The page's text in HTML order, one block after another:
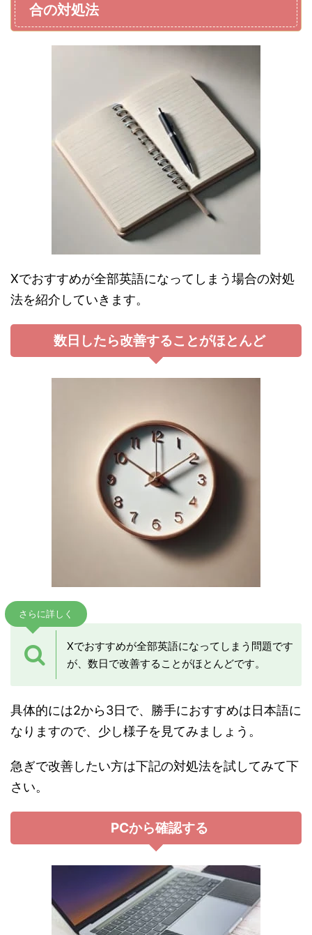
合の対処法
Xでおすすめが全部英語になってしまう場合の対処
法を紹介していきます。
数日したら改善することがほとんど
さらに詳しく
Xでおすすめが全部英語になってしまう問題です
が、数日で改善することがほとんどです。
具体的には2から3日で、勝手におすすめは日本語に
なりますので、少し様子を見てみましょう。
急ぎで改善したい方は下記の対処法を試してみて下
さい。
PCから確認する